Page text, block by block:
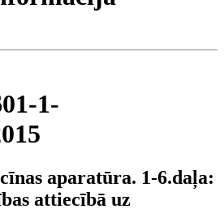
1-
aparatūra. 1-6.daļa:
attiecībā uz